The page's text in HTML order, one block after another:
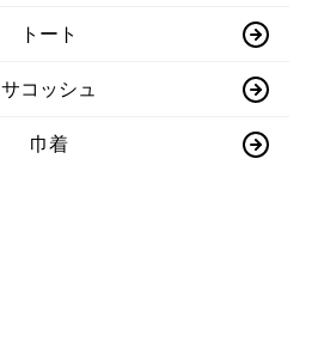
トート
サコッシュ
巾着